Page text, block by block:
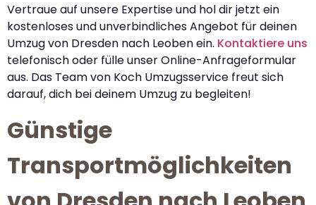
Vertraue auf unsere Expertise und hol dir jetzt ein
kostenloses und unverbindliches Angebot für deinen
Umzug von Dresden nach Leoben ein. Kontaktiere uns
telefonisch oder fülle unser Online-Anfrageformular
aus. Das Team von Koch Umzugsservice freut sich
darauf, dich bei deinem Umzug zu begleiten!
Günstige
Transportmöglichkeiten